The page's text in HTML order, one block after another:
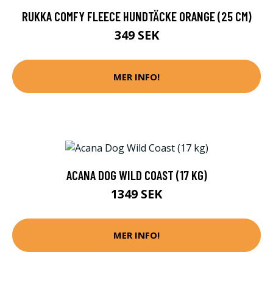
RUKKA COMFY FLEECE HUNDTÄCKE ORANGE (25 CM)
349 SEK
MER INFO!
ACANA DOG WILD COAST (17 KG)
1349 SEK
MER INFO!